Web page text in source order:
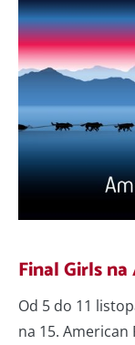
Final Girls
Od 5 do 11
na 15. American